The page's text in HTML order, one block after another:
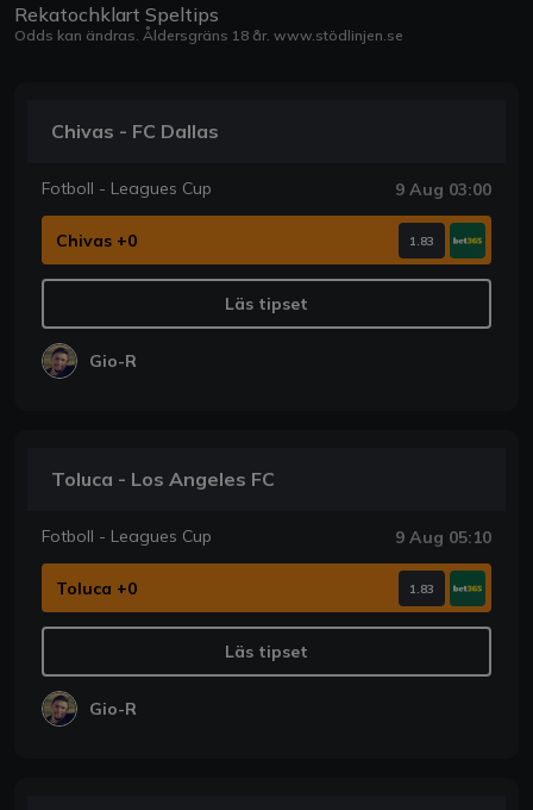
Rekatochklart Speltips
Odds kan ändras. Åldersgräns 18 år. www.stödlinjen.se
Chivas - FC Dallas
Fotboll - Leagues Cup 9 Aug 03:00
Chivas +0 1.83
Läs tipset
Gio-R
Toluca - Los Angeles FC
Fotboll - Leagues Cup 9 Aug 05:10
Toluca +0 1.83
Läs tipset
Gio-R